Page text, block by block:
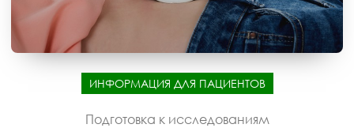
ИНФОРМАЦИЯ ДЛЯ ПАЦИЕНТОВ
Подготовка к исследованиям